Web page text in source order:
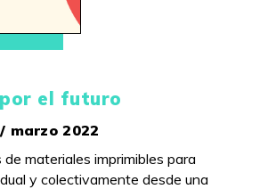
el futuro
marzo 2022
de materiales imprimibles para
y colectivamente desde una